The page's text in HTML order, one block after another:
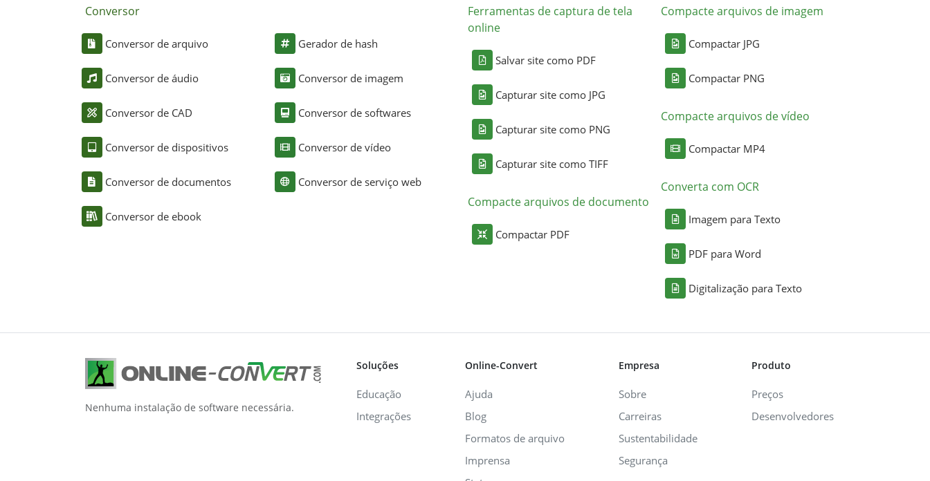
Conversor
Conversor de arquivo
Conversor de áudio
Conversor de CAD
Conversor de dispositivos
Conversor de documentos
Conversor de ebook
Gerador de hash
Conversor de imagem
Conversor de softwares
Conversor de vídeo
Conversor de serviço web
Ferramentas de captura de tela
online
Salvar site como PDF
Capturar site como JPG
Capturar site como PNG
Capturar site como TIFF
Compacte arquivos de documento
Compactar PDF
Compacte arquivos de imagem
Compactar JPG
Compactar PNG
Compacte arquivos de vídeo
Compactar MP4
Converta com OCR
Imagem para Texto
PDF para Word
Digitalização para Texto
Nenhuma instalação de software necessária.
Soluções
Educação
Integrações
Online-Convert
Ajuda
Blog
Formatos de arquivo
Imprensa
Empresa
Sobre
Carreiras
Sustentabilidade
Segurança
Produto
Preços
Desenvolvedores